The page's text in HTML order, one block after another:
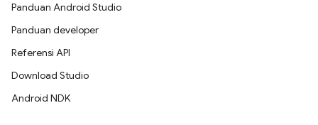
Panduan Android Studio
Panduan developer
Referensi API
Download Studio
Android NDK